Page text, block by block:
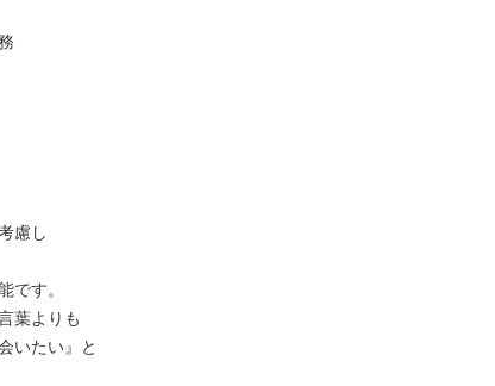
慮し
です。
葉よりも
いたい』と